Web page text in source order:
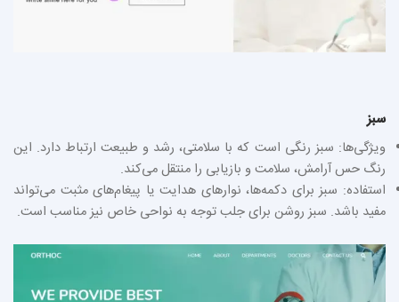
سبز
ویژگی‌ها: سبز رنگی است که با سلامتی، رشد و طبیعت ارتباط دارد. این
رنگ حس آرامش، سلامت و بازیابی را منتقل می‌کند.
استفاده: سبز برای دکمه‌ها، نوارهای هدایت یا پیغام‌های مثبت می‌تواند
مفید باشد. سبز روشن برای جلب توجه به نواحی خاص نیز مناسب است.